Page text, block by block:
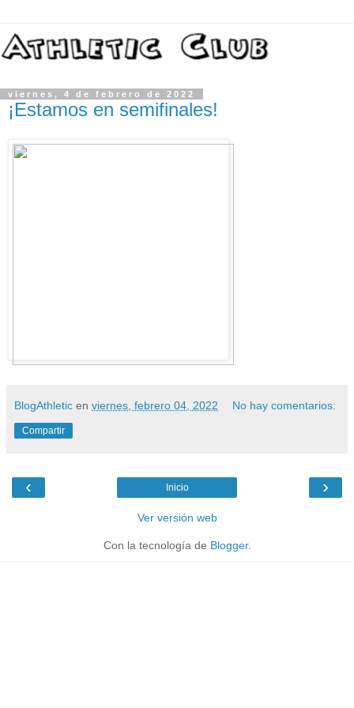
viernes, 4 de febrero de 2022
¡Estamos en semifinales!
BlogAthletic en viernes, febrero 04, 2022 No hay comentarios:
Compartir
‹ ›
Inicio
Ver versión web
Con la tecnología de Blogger.